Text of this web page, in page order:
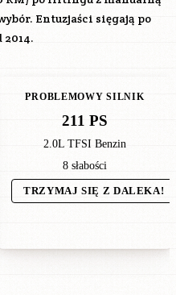
Entuzjaści sięgają po
PROBLEMOWY SILNIK
211 PS
2.0L TFSI Benzin
8 słabości
TRZYMAJ SIĘ Z DALEKA!